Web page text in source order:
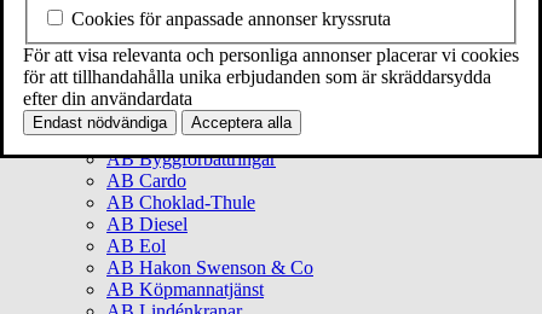
Starta från noll
Företagsamma Uppsala
Företagsamma Stockholm
IVA Entreprenörskapsakademi
Företag
AB Beijer
AB Byggförbättringar
AB Cardo
AB Choklad-Thule
AB Diesel
AB Eol
AB Hakon Swenson & Co
AB Köpmannatjänst
Cookies för anpassade annonser kryssruta
För att visa relevanta och personliga annonser placerar vi cookies
för att tillhandahålla unika erbjudanden som är skräddarsydda
efter din användardata
Endast nödvändiga Acceptera alla